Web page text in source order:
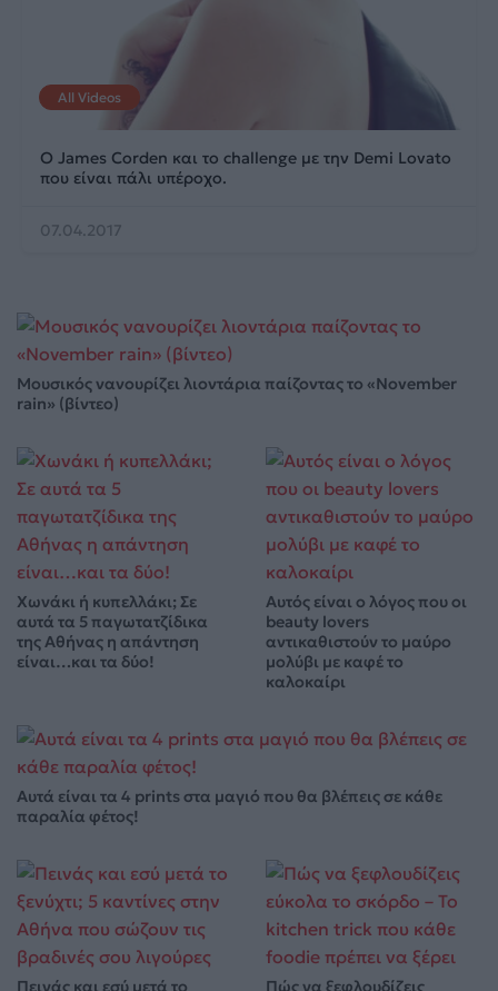
All Videos
Ο James Corden και το challenge με την Demi Lovato
που είναι πάλι υπέροχο.
07.04.2017
Μουσικός νανουρίζει λιοντάρια παίζοντας το «November
rain» (βίντεο)
Χωνάκι ή κυπελλάκι; Σε
αυτά τα 5 παγωτατζίδικα
της Αθήνας η απάντηση
είναι…και τα δύο!
Αυτός είναι ο λόγος που οι
beauty lovers
αντικαθιστούν το μαύρο
μολύβι με καφέ το
καλοκαίρι
Αυτά είναι τα 4 prints στα μαγιό που θα βλέπεις σε κάθε
παραλία φέτος!
Πεινάς και εσύ μετά το Πώς να ξεφλουδίζεις